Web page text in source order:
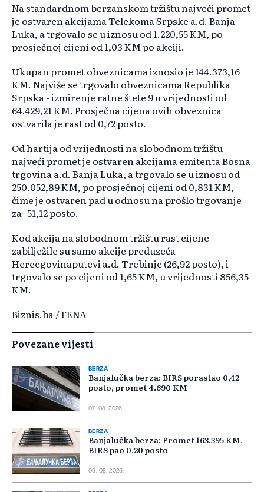
Na standardnom berzanskom tržištu najveći promet
je ostvaren akcijama Telekoma Srpske a.d. Banja
Luka, a trgovalo se u iznosu od 1.220,55 KM, po
prosječnoj cijeni od 1,03 KM po akciji.
Ukupan promet obveznicama iznosio je 144.373,16
KM. Najviše se trgovalo obveznicama Republika
Srpska - izmirenje ratne štete 9 u vrijednosti od
64.429,21 KM. Prosječna cijena ovih obveznica
ostvarila je rast od 0,72 posto.
Od hartija od vrijednosti na slobodnom tržištu
najveći promet je ostvaren akcijama emitenta Bosna
trgovina a.d. Banja Luka, a trgovalo se u iznosu od
250.052,89 KM, po prosječnoj cijeni od 0,831 KM,
čime je ostvaren pad u odnosu na prošlo trgovanje
za -51,12 posto.
Kod akcija na slobodnom tržištu rast cijene
zabilježile su samo akcije preduzeća
Hercegovinaputevi a.d. Trebinje (26,92 posto), i
trgovalo se po cijeni od 1,65 KM, u vrijednosti 856,35
KM.
Biznis.ba / FENA
Povezane vijesti
BERZA
Banjalučka berza: BIRS porastao 0,42
posto, promet 4.690 KM
07. 08. 2026.
BERZA
Banjalučka berza: Promet 163.395 KM,
BIRS pao 0,20 posto
06. 08. 2026.